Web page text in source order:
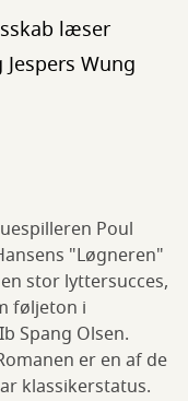
læser
Wung
Poul
"Løgneren"
stor lyttersucces,
føljeton i
Spang Olsen.
er en af de
klassikerstatus.